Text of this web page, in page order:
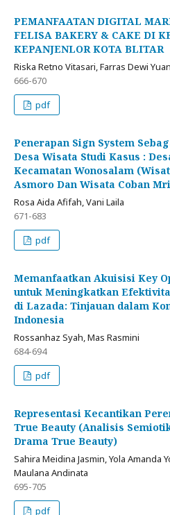
PEMANFAATAN DIGITAL
FELISA BAKERY & CAKE DI
KEPANJENLOR KOTA BLITAR
Riska Retno Vitasari, Farras Dewi
666-670
pdf
Penerapan Sign System
Desa Wisata Studi Kasus :
Kecamatan Wonosalam
Asmoro Dan Wisata Coban
Rosa Aida Afifah, Vani Laila
671-683
pdf
Memanfaatkan Akuisisi Key
untuk Meningkatkan
di Lazada: Tinjauan dalam
Indonesia
Rossanhaz Syah, Mas Rasmini
684-694
pdf
Representasi Kecantikan
True Beauty (Analisis
Drama True Beauty)
Sahira Meidina Jasmin, Yola Amanda
Maulana Andinata
695-705
pdf